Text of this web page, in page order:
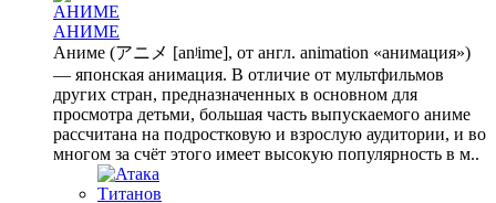
АНИМЕ
Аниме (アニメ [anʲime], от англ. animation «анимация»)
— японская анимация. В отличие от мультфильмов
других стран, предназначенных в основном для
просмотра детьми, большая часть выпускаемого аниме
рассчитана на подростковую и взрослую аудитории, и во
многом за счёт этого имеет высокую популярность в м..